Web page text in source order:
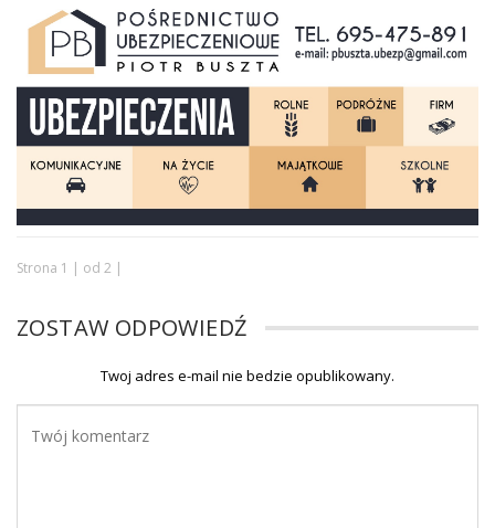
Strona 1 | od 2 |
ZOSTAW ODPOWIEDŹ
Twoj adres e-mail nie bedzie opublikowany.